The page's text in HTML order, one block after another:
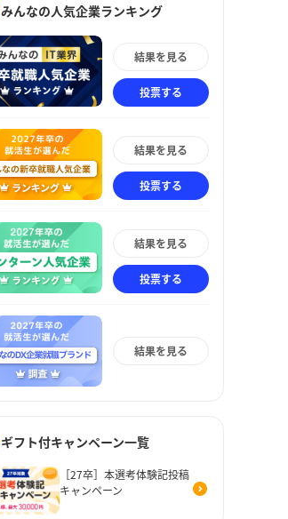
みんなの人気企業ランキング
結果を見る
投票する
結果を見る
投票する
結果を見る
投票する
結果を見る
ギフト付キャンペーン一覧
［27卒］本選考体験記投稿
キャンペーン